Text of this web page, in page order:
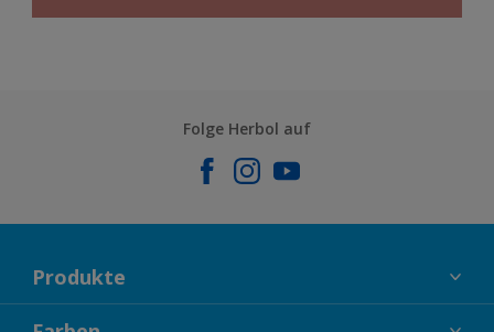
Folge Herbol auf
Produkte
FASSADENFARBEN